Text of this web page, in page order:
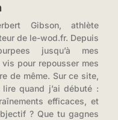
Gibson, athlète
de le-wod.fr. Depuis
jusqu’à mes
pour repousser mes
de même. Sur ce site,
quand j’ai débuté :
efficaces, et
? Que tu gagnes